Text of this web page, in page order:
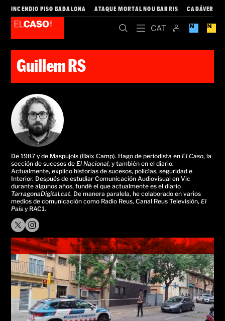
INCENDIO PISO BADALONA ATAQUE MORTAL NOU BARRIS CADÁVER
Guillem RS
De 1987 y de Maspujols (Baix Camp). Hago de periodista en El Caso, la
sección de sucesos de El Nacional, y también en el diario.
Actualmente, explico historias de sucesos, policías, seguridad e
Interior. Después de estudiar Comunicación Audiovisual en Vic
durante algunos años, fundé el que actualmente es el diario
TarragonaDigital.cat. De manera paralela, he colaborado en varios
medios de comunicación como Radio Reus, Canal Reus Televisión, El
País y RAC1.